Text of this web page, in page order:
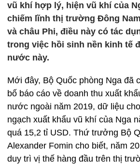
vũ khí hợp lý, hiện vũ khí của
chiếm lĩnh thị trường Đông
và châu Phi, điều này có tác
trong việc hồi sinh nền kinh tế
nước này.
Mới đây, Bộ Quốc phòng Nga đã
bố báo cáo về doanh thu xuất
nước ngoài năm 2019, dữ liệu
ngạch xuất khẩu vũ khí của Nga
quá 15,2 tỉ USD. Thứ trưởng Bộ
Alexander Fomin cho biết, năm
duy trì vị thế hàng đầu trên thị